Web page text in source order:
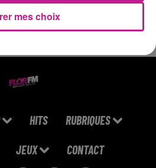
HITS RUBRIQUES
JEUX CONTACT
mes choix